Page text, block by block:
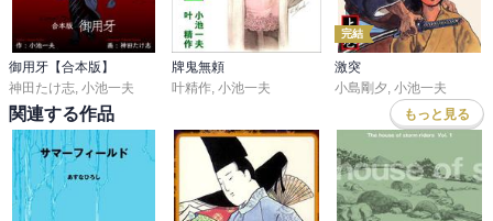
御用牙【合本版】
神田たけ志 小池一夫
牌鬼無頼
叶精作 小池一夫
完結
激突
小島剛夕 小池一夫
関連する作品 もっと見る